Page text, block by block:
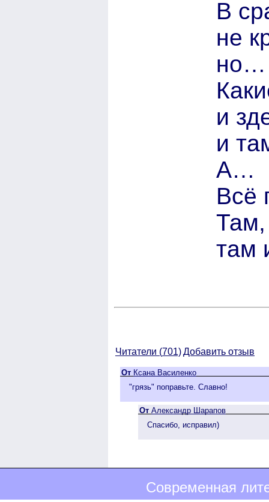
В
не
но…
и
и
А…
Всё
Там,
там
Читатели (701)Добавить отзыв
От Ксана Василенко
"грязь" поправьте. Славно!
От Александр Шарапов
Спасибо, исправил)
Современная